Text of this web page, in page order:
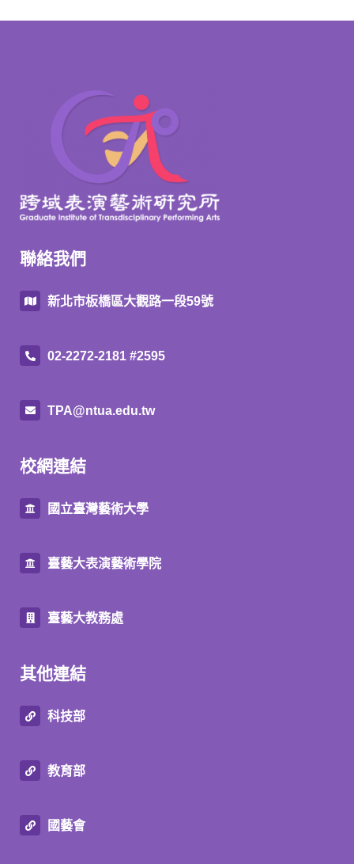
聯絡我們
新北市板橋區大觀路一段59號
02-2272-2181 #2595
TPA@ntua.edu.tw
校網連結
國立臺灣藝術大學
臺藝大表演藝術學院
臺藝大教務處
其他連結
科技部
教育部
國藝會